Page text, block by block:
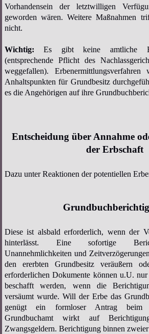
Vorhandensein der letztwilligen
geworden wären. Weitere Maßnahmen
nicht.
Wichtig: Es gibt keine amtliche
(entsprechende Pflicht des
weggefallen).
Anhaltspunkten für Grundbesitz
es die Angehörigen auf ihre
Entscheidung über Annahme
der Erbschaft
Dazu unter Reaktionen der potentiellen
Diese ist alsbald erforderlich, wenn der
hinterlässt. Eine sofortige
Unannehmlichkeiten und
den ererbten Grundbesitz veräußern
erforderlichen Dokumente können u.U.
beschafft werden, wenn die
versäumt wurde. Will der Erbe das
genügt ein formloser Antrag beim
Grundbuchamt wirkt auf
Zwangsgeldern. Berichtigung binnen